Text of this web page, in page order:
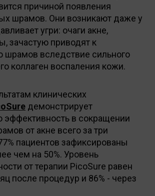
причиной появления
шрамов. Они возникают даже у
угри: очаги акне,
зачастую приводят к
вследствие сильного
коллаген воспаления кожи.
клинических
демонстрирует
в сокращении
от акне всего за три
пациентов зафиксированы
чем на 50%. Уровень
от терапии PicoSure равен
после процедур и 86% - через